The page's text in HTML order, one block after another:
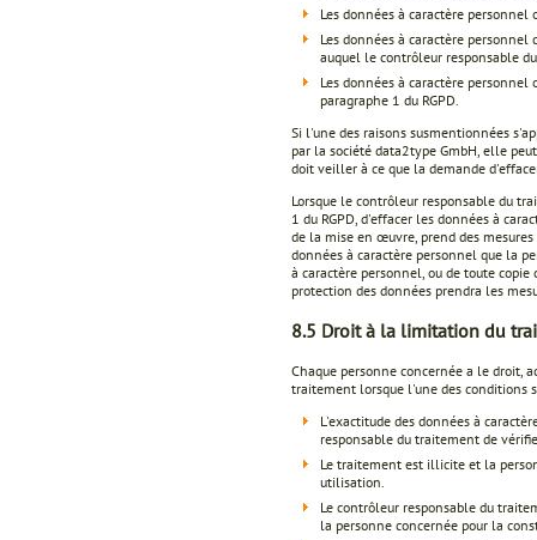
Les données à caractère
Les données à caractère
auquel le contrôleur responsable
Les données à caractère
paragraphe 1 du RGPD.
Si l'une des raisons susmentionnées
par la société data2type GmbH, elle
doit veiller à ce que la demande
Lorsque le contrôleur responsable du
1 du RGPD, d'effacer les données à
de la mise en œuvre, prend des
données à caractère personnel que la
à caractère personnel, ou de toute
protection des données prendra les
8.5 Droit à la limitation du
Chaque personne concernée a le droit,
traitement lorsque l'une des conditions
L'exactitude des données à
responsable du traitement de
Le traitement est illicite et la
utilisation.
Le contrôleur responsable du
la personne concernée pour la